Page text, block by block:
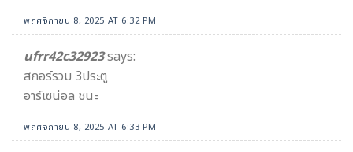
พฤศจิกายน 8, 2025 AT 6:32 PM
ufrr42c32923says:
สกอร์รวม 3ประตู
อาร์เซน่อล ชนะ
พฤศจิกายน 8, 2025 AT 6:33 PM